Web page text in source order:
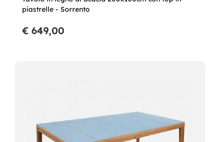
piastrelle - Sorrento
€ 649,00